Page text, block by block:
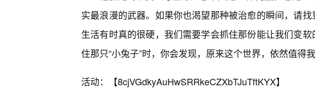
实最浪漫的武器。如果你也渴望那种被治愈的瞬间，请找
生活有时真的很硬，我们需要学会抓住那份能让我们变
住那只“小兔子”时，你会发现，原来这个世界，依然值得
活动：【8cjVGdkyAuHwSRRkeCZXbTJuTftKYX】